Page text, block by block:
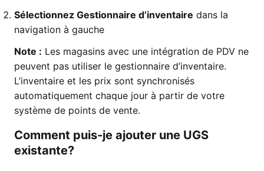
Sélectionnez Gestionnaire d’inventaire dans la
navigation à gauche
Note : Les magasins avec une intégration de PDV ne
peuvent pas utiliser le gestionnaire d’inventaire.
L’inventaire et les prix sont synchronisés
automatiquement chaque jour à partir de votre
système de points de vente.
Comment puis-je ajouter une UGS
existante?